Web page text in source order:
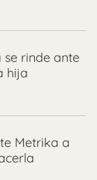
se rinde ante
hija
Metrika a